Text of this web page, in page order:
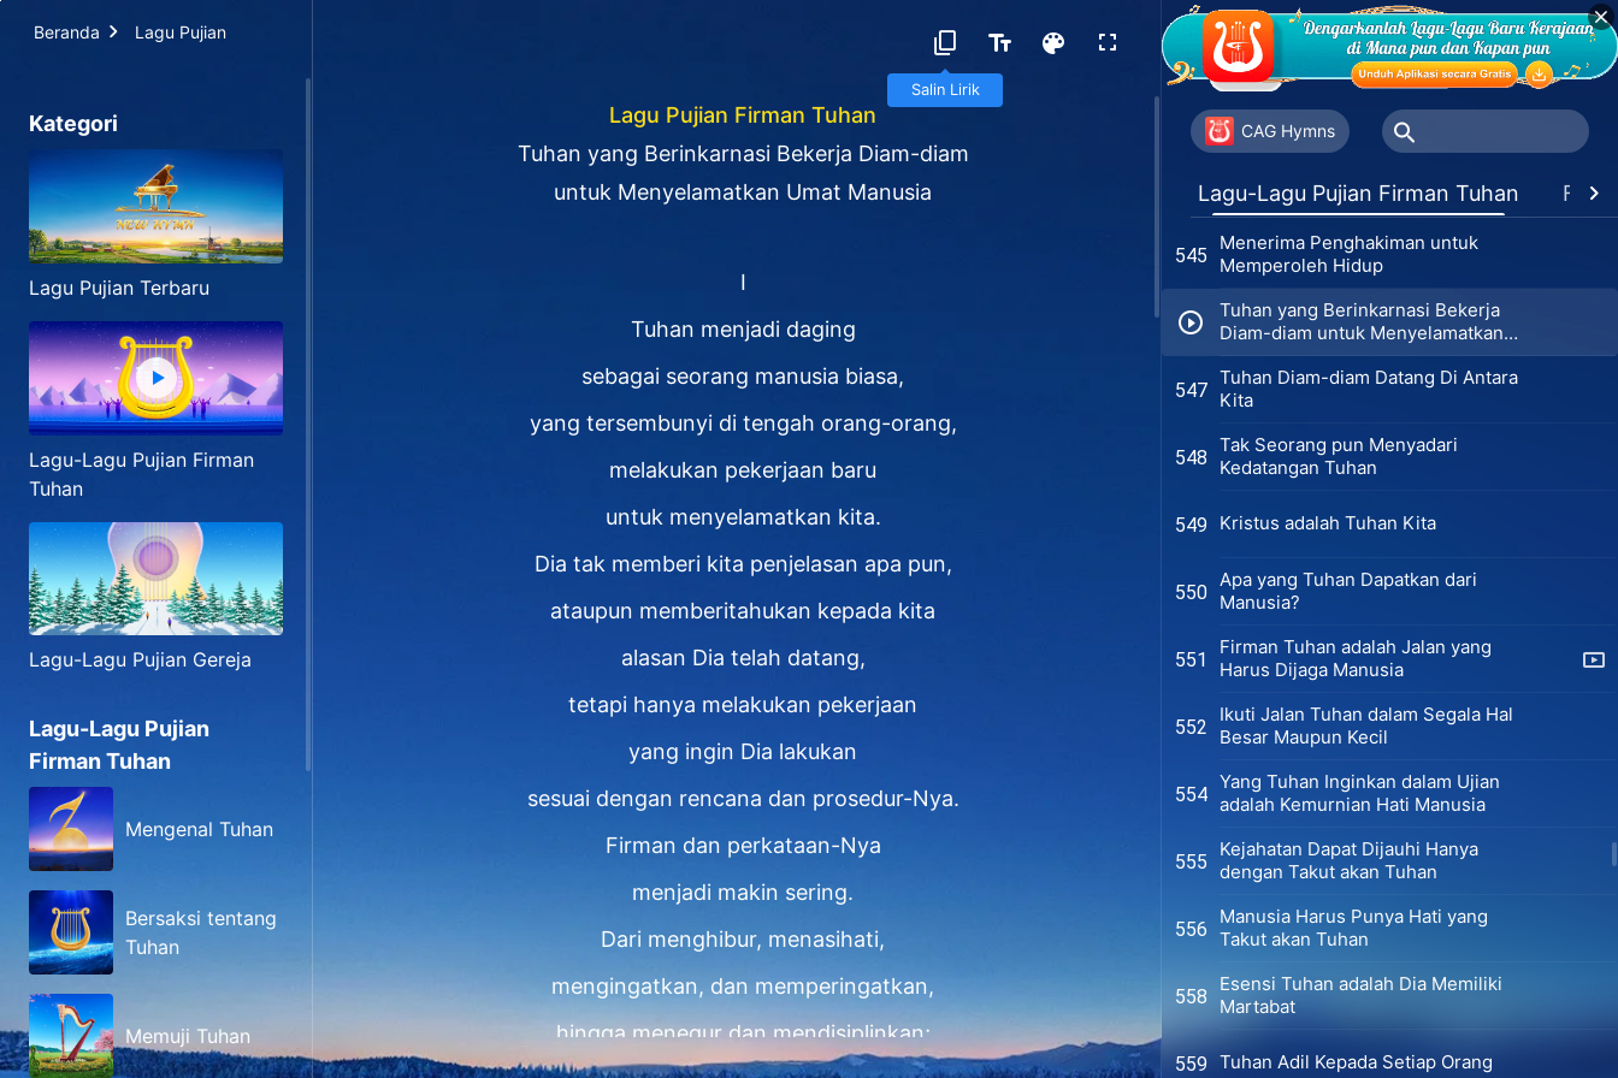
Beranda Lagu Pujian
Salin Lirik
Kategori
Lagu Pujian Terbaru
Lagu-Lagu Pujian Firman
Tuhan
Lagu-Lagu Pujian Gereja
Lagu-Lagu Pujian
Firman Tuhan
Mengenal Tuhan
Bersaksi tentang
Tuhan
Memuji Tuhan
Lagu Pujian Firman Tuhan
Tuhan yang Berinkarnasi Bekerja Diam-diam
untuk Menyelamatkan Umat Manusia
I
Tuhan menjadi daging
sebagai seorang manusia biasa,
yang tersembunyi di tengah orang-orang,
melakukan pekerjaan baru
untuk menyelamatkan kita.
Dia tak memberi kita penjelasan apa pun,
ataupun memberitahukan kepada kita
alasan Dia telah datang,
tetapi hanya melakukan pekerjaan
yang ingin Dia lakukan
sesuai dengan rencana dan prosedur-Nya.
Firman dan perkataan-Nya
menjadi makin sering.
Dari menghibur, menasihati,
mengingatkan, dan memperingatkan,
hingga menegur dan mendisiplinkan;
CAG Hymns
Lagu-Lagu Pujian Firman Tuhan
542 Makna Tuhan Mengelola Manusia
543 Dia yang Berdaulat atas Segalanya
544
Percaya kepada Tuhan yang Nyata
545
Menerima Penghakiman untuk
Memperoleh Hidup
Tuhan yang Berinkarnasi Bekerja
Diam-diam untuk Menyelamatkan
Umat Manusia
547
Tuhan Diam-diam Datang Di Antara
Kita
548
Tak Seorang pun Menyadari
Kedatangan Tuhan
549 Kristus adalah Tuhan Kita
550
Apa yang Tuhan Dapatkan dari
Manusia?
551
Firman Tuhan adalah Jalan yang
Harus Dijaga Manusia
552
Ikuti Jalan Tuhan dalam Segala Hal
Besar Maupun Kecil
554
Yang Tuhan Inginkan dalam Ujian
adalah Kemurnian Hati Manusia
555
Kejahatan Dapat Dijauhi Hanya
dengan Takut akan Tuhan
556
Manusia Harus Punya Hati yang
Takut akan Tuhan
558
Esensi Tuhan adalah Dia Memiliki
Martabat
559 Tuhan Adil Kepada Setiap Orang